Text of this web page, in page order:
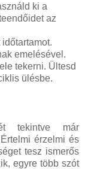
ki a
az
emelésével.
tekerni. Ültesd
ülésbe.
tekintve már
érzelmi és
tesz ismerős
egyre több szót